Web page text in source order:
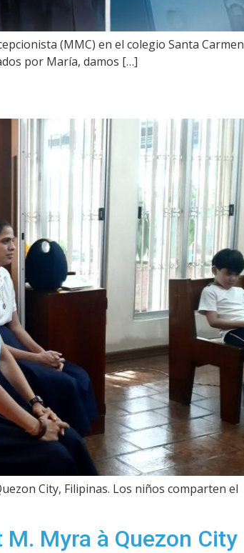
(MMC) en el colegio Santa Carmen
por María, damos […]
City, Filipinas. Los niños comparten el
Myra à Quezon City